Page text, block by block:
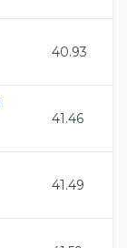
40.93
41.46
41.49